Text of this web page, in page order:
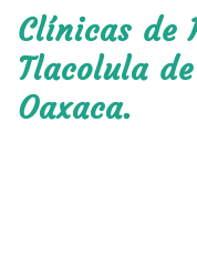
Clínicas de
Tlacolula
Oaxaca.